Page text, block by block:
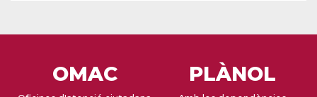
OMAC PLÀNOL